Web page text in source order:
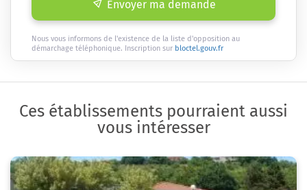
Envoyer ma demande
Nous vous informons de l'existence de la liste d'opposition au
démarchage téléphonique. Inscription sur bloctel.gouv.fr
Ces établissements pourraient aussi
vous intéresser